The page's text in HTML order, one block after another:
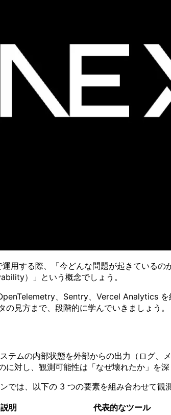
用する際、「今どんな問題が起きている
）」という概念でしょう。
、Sentry、Vercel Analytics
見方まで、段階的に学んでいきましょう。
テムの内部状態を外部からの出力（ログ
対し、観測可能性は「なぜ壊れたか」を深
では、以下の 3 つの要素を組み合わせて観
説明
代表的なツール